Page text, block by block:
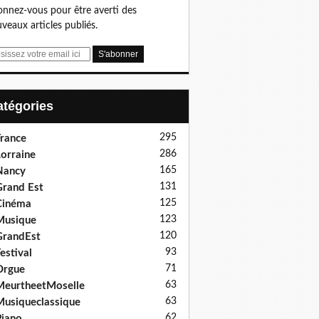
vous pour être averti des
articles publiés.
295
286
165
Est 131
125
123
120
93
71
63
63